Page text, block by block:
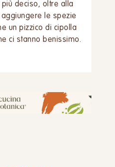
deciso, oltre alla
le spezie
un pizzico di cipolla
ci stanno benissimo.